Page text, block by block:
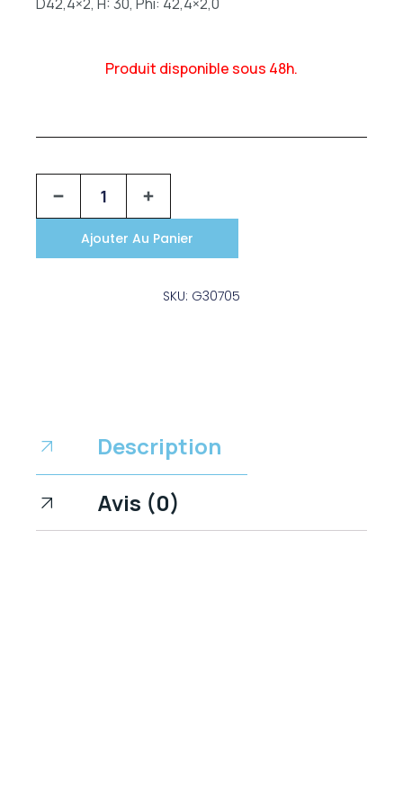
Produit disponible sous 48h.
Ajouter Au Panier
SKU: G30705
Description
Avis (0)